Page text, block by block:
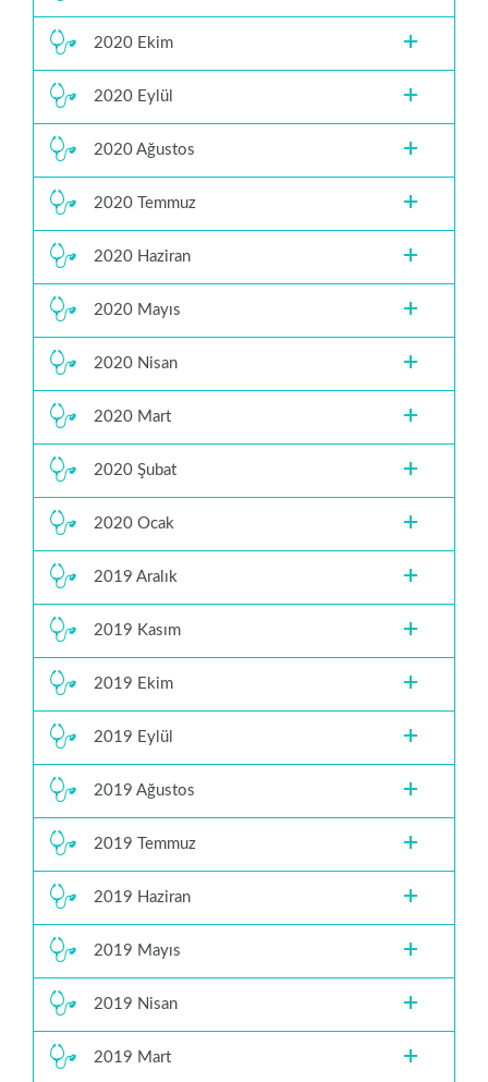
2020 Ekim
2020 Eylül
2020 Ağustos
2020 Temmuz
2020 Haziran
2020 Mayıs
2020 Nisan
2020 Mart
2020 Şubat
2020 Ocak
2019 Aralık
2019 Kasım
2019 Ekim
2019 Eylül
2019 Ağustos
2019 Temmuz
2019 Haziran
2019 Mayıs
2019 Nisan
2019 Mart